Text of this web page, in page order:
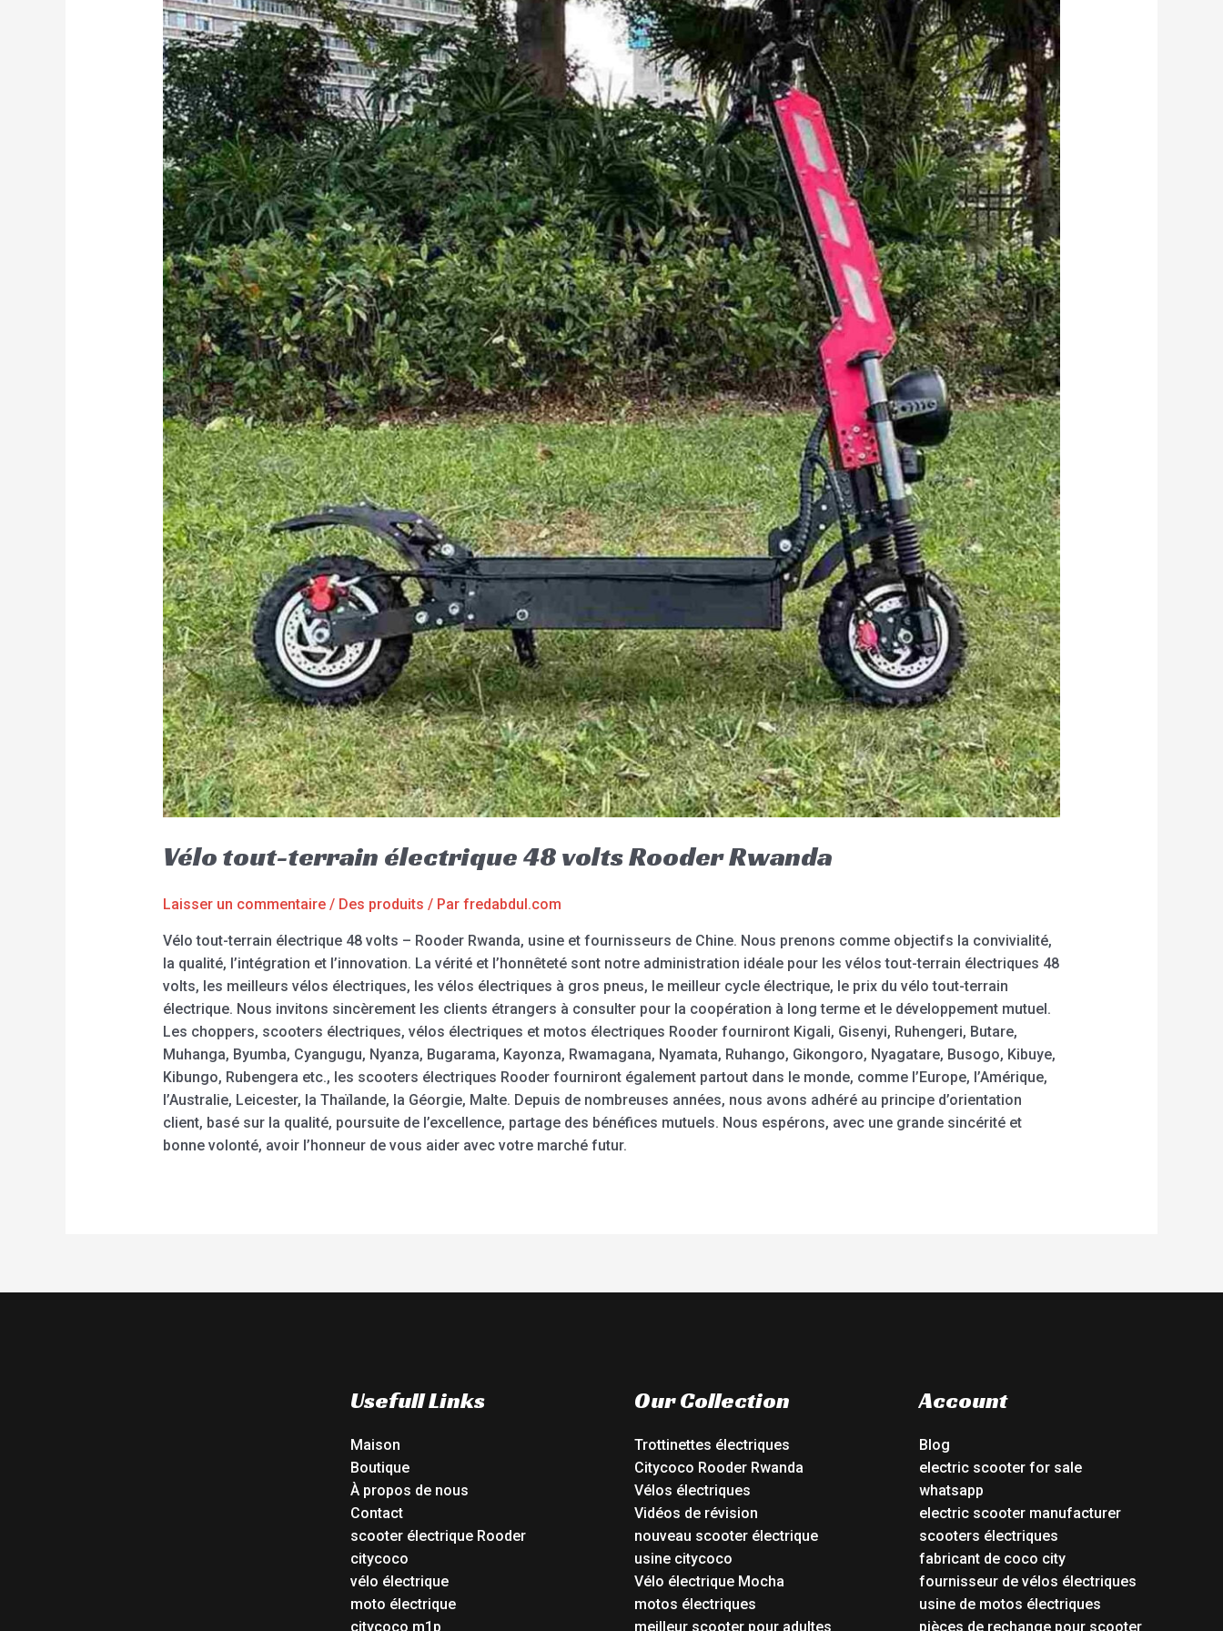
Vélo tout-terrain électrique 48 volts Rooder Rwanda
Laisser un commentaire / Des produits / Par fredabdul.com
Vélo tout-terrain électrique 48 volts – Rooder Rwanda, usine et fournisseurs de Chine. Nous prenons comme objectifs la convivialité,
la qualité, l’intégration et l’innovation. La vérité et l’honnêteté sont notre administration idéale pour les vélos tout-terrain électriques 48
volts, les meilleurs vélos électriques, les vélos électriques à gros pneus, le meilleur cycle électrique, le prix du vélo tout-terrain
électrique. Nous invitons sincèrement les clients étrangers à consulter pour la coopération à long terme et le développement mutuel.
Les choppers, scooters électriques, vélos électriques et motos électriques Rooder fourniront Kigali, Gisenyi, Ruhengeri, Butare,
Muhanga, Byumba, Cyangugu, Nyanza, Bugarama, Kayonza, Rwamagana, Nyamata, Ruhango, Gikongoro, Nyagatare, Busogo, Kibuye,
Kibungo, Rubengera etc., les scooters électriques Rooder fourniront également partout dans le monde, comme l’Europe, l’Amérique,
l’Australie, Leicester, la Thaïlande, la Géorgie, Malte. Depuis de nombreuses années, nous avons adhéré au principe d’orientation
client, basé sur la qualité, poursuite de l’excellence, partage des bénéfices mutuels. Nous espérons, avec une grande sincérité et
bonne volonté, avoir l’honneur de vous aider avec votre marché futur.
Usefull Links
Maison
Boutique
À propos de nous
Contact
scooter électrique Rooder
citycoco
vélo électrique
moto électrique
citycoco m1p
Our Collection
Trottinettes électriques
Citycoco Rooder Rwanda
Vélos électriques
Vidéos de révision
nouveau scooter électrique
usine citycoco
Vélo électrique Mocha
motos électriques
meilleur scooter pour adultes
Account
Blog
electric scooter for sale
whatsapp
electric scooter manufacturer
scooters électriques
fabricant de coco city
fournisseur de vélos électriques
usine de motos électriques
pièces de rechange pour scooter